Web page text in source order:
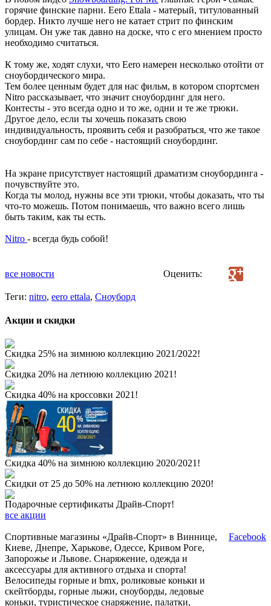
горячие финские парни. Eero Ettala - матерый, титулованный
бордер. Никто лучше него не катает стрит по финским
улицам. Он уже так давно на доске, что с его мнением просто
необходимо считаться.
К тому же, ходят слухи, что Eero намерен несколько отойти от
сноубордического мира.
Тем более ценным будет для нас фильм, в котором спортсмен
Nitro рассказывает, что значит сноубординг для него.
Контесты - это всегда одно и то же, одни и те же трюки.
Другое дело, если ты хочешь показать свою
индивидуальность, проявить себя и разобраться, что же такое
сноубординг сам по себе - настоящий сноубординг.
На экране присутствует настоящий драматизм сноубординга -
почувствуйте это.
Когда ты молод, нужны все эти трюки, чтобы доказать, что ты
что-то можешь. Потом понимаешь, что важно всего лишь
быть таким, как ты есть.
Nitro - всегда будь собой!
все новости Оценить:
Теги: nitro, eero ettala, Сноуборд
Акции и скидки
Скидка 25% на зимнюю коллекцию 2021/2022!
Скидка 20% на летнюю коллекцию 2021!
Скидка 40% на кроссовки 2021!
Скидка 40% на зимнюю коллекцию 2020/2021!
Скидки от 25 до 50% на летнюю коллекцию 2020!
Подарочные сертификаты Драйв-Спорт!
все акции
Спортивные магазины «Драйв-Спорт» в Виннице,
Киеве, Днепре, Харькове, Одессе, Кривом Роге,
Запорожье и Львове. Снаряжение, одежда и
аксессуары для активного отдыха и спорта!
Велосипеды горные и bmx, роликовые коньки и
скейтборды, горные лыжи, сноуборды, ледовые
коньки, туристическое снаряжение, палатки,
Facebook